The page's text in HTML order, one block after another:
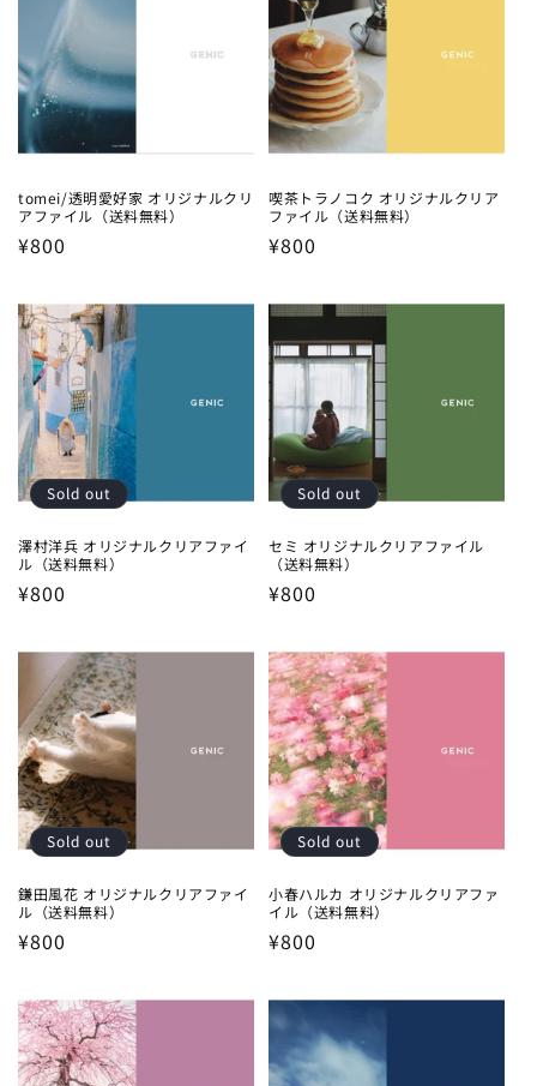
tomei/透明愛好家 オリジナルクリ
アファイル（送料無料）
Regular
¥800
喫茶トラノコク オリジナルクリア
ファイル（送料無料）
Regular
¥800
Sold out
澤村洋兵 オリジナルクリアファイ
ル（送料無料）
Regular
¥800
Sold out
セミ オリジナルクリアファイル
（送料無料）
Regular
¥800
Sold out
鎌田風花 オリジナルクリアファイ
ル（送料無料）
Regular
¥800
Sold out
小春ハルカ オリジナルクリアファ
イル（送料無料）
Regular
¥800